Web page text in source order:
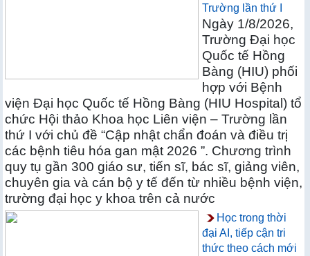
Trường lần thứ I
Ngày 1/8/2026,
Trường Đại học
Quốc tế Hồng
Bàng (HIU) phối
hợp với Bệnh
viện Đại học Quốc tế Hồng Bàng (HIU Hospital) tổ
chức Hội thảo Khoa học Liên viện – Trường lần
thứ I với chủ đề “Cập nhật chẩn đoán và điều trị
các bệnh tiêu hóa gan mật 2026 ”. Chương trình
quy tụ gần 300 giáo sư, tiến sĩ, bác sĩ, giảng viên,
chuyên gia và cán bộ y tế đến từ nhiều bệnh viện,
trường đại học y khoa trên cả nước
Học trong thời
đại AI, tiếp cận tri
thức theo cách mới